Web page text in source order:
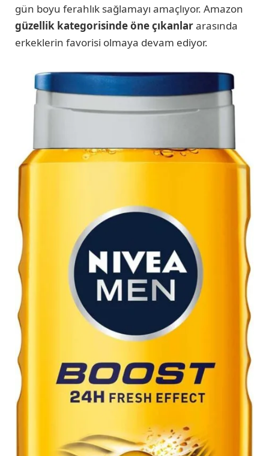
gün boyu ferahlık sağlamayı amaçlıyor. Amazon
güzellik kategorisinde öne çıkanlararasında
erkeklerin favorisi olmaya devam ediyor.